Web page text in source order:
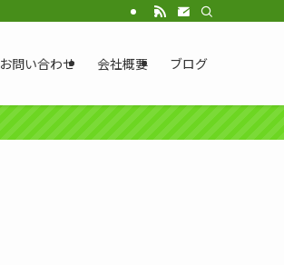
お問い合わせ 会社概要 ブログ